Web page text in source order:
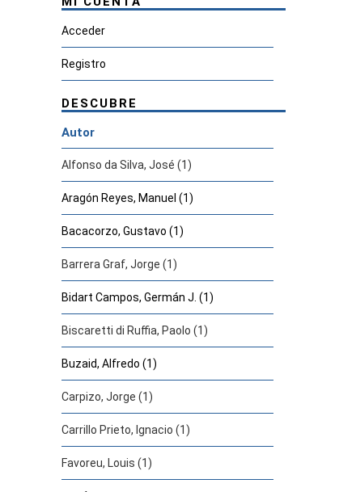
Acceder
Registro
DESCUBRE
Autor
Alfonso da Silva, José (1)
Aragón Reyes, Manuel (1)
Bacacorzo, Gustavo (1)
Barrera Graf, Jorge (1)
Bidart Campos, Germán J. (1)
Biscaretti di Ruffia, Paolo (1)
Buzaid, Alfredo (1)
Carpizo, Jorge (1)
Carrillo Prieto, Ignacio (1)
Favoreu, Louis (1)